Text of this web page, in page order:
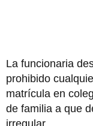
La funcionaria
prohibido
matrícula en
de familia a que
irregular.